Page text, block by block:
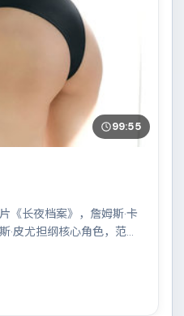
99:55
《长夜档案》，詹姆斯·卡
·皮尤担纲核心角色，范
实力加盟，取景与班底多
谈判扣人心弦。结尾留白